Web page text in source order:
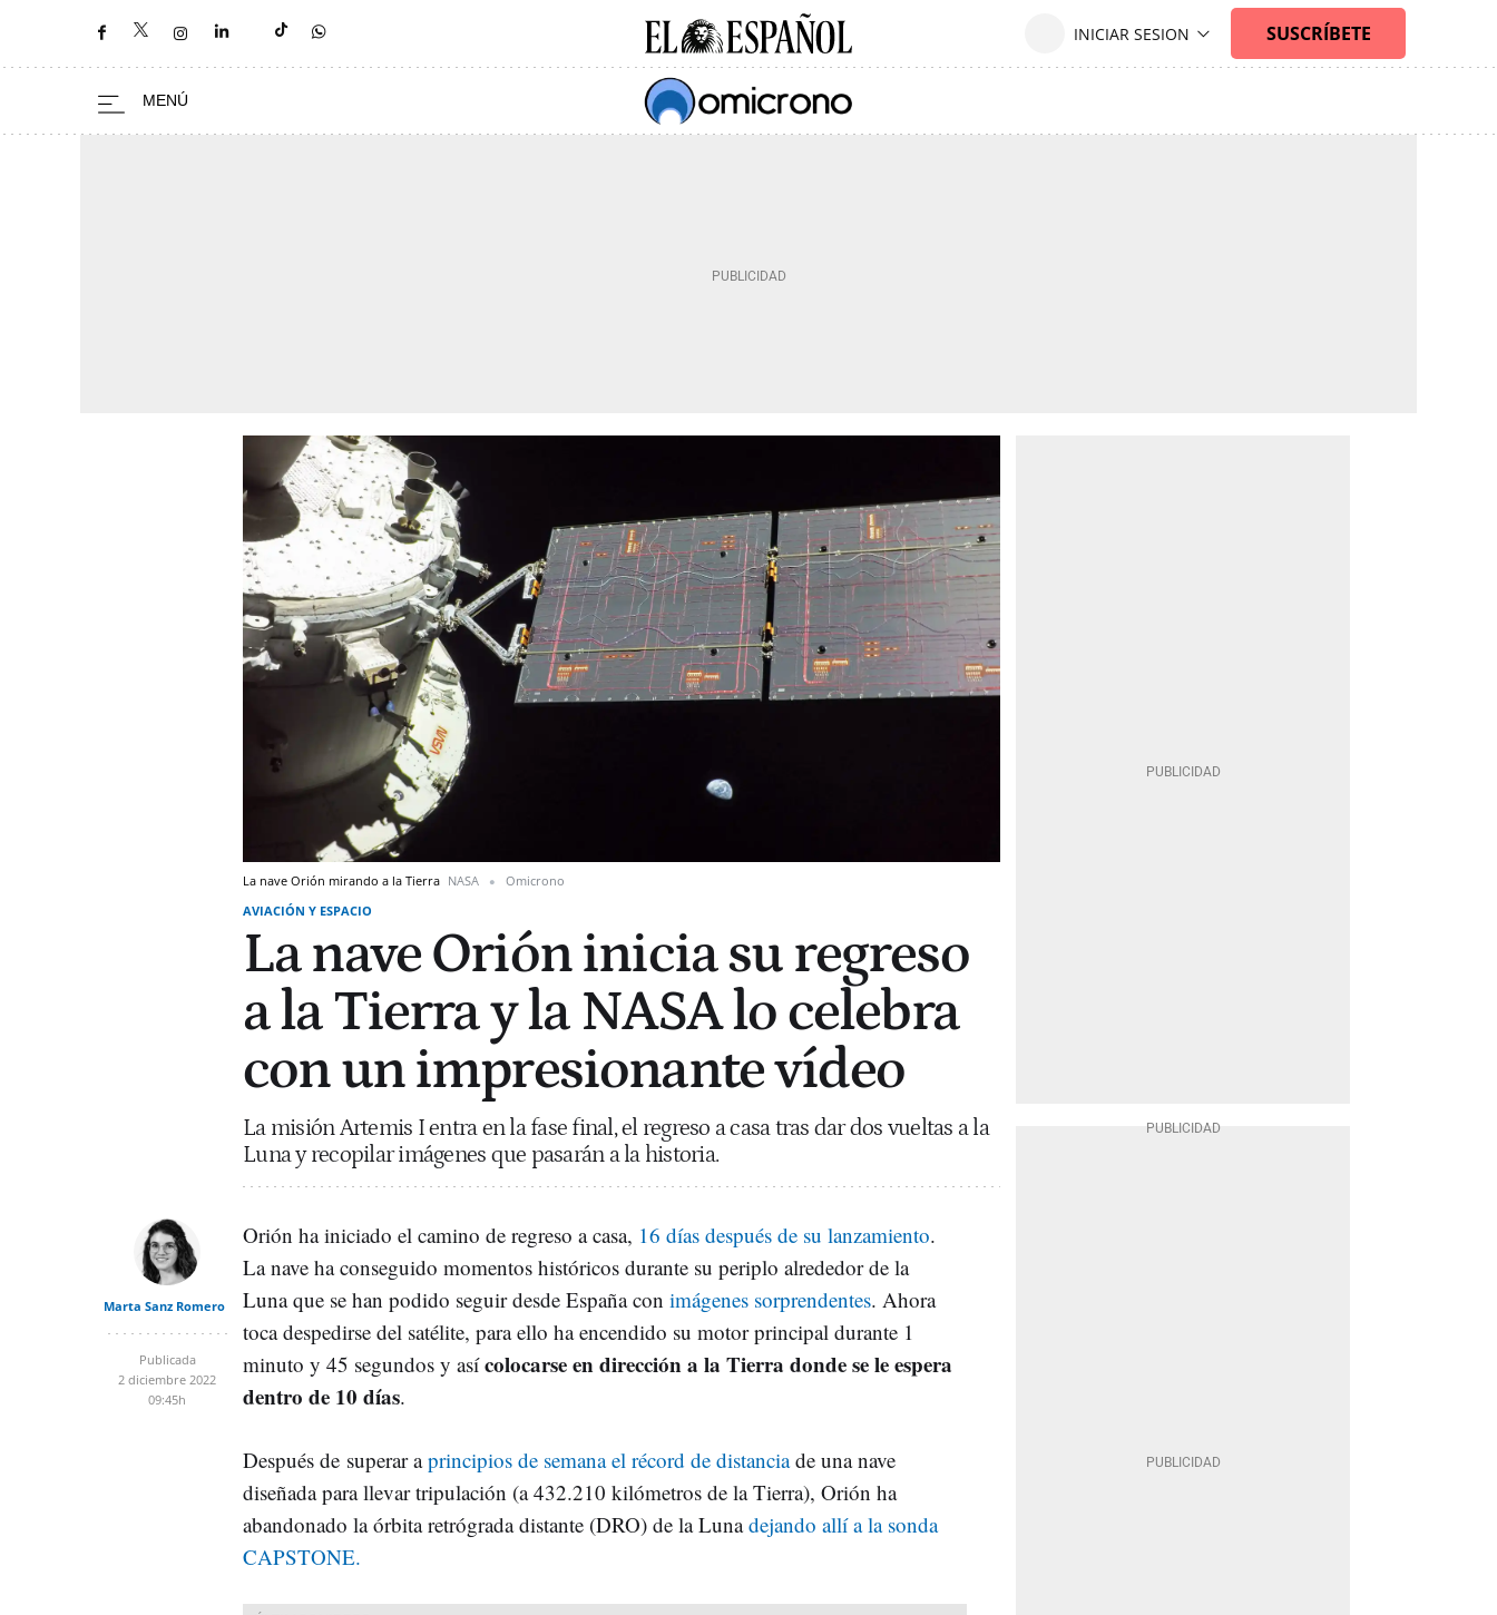
La nave Orión mirando a la Tierra NASA
Omicrono
AVIACIÓN Y ESPACIO
La nave Orión inicia su regreso
a la Tierra y la NASA lo celebra
con un impresionante vídeo
La misión Artemis I entra en la fase final, el regreso a casa tras dar dos vueltas a la
Luna y recopilar imágenes que pasarán a la historia.
Marta Sanz Romero
Publicada
2 diciembre 2022
09:45h
Orión ha iniciado el camino de regreso a casa, 16 días después de su lanzamiento.
La nave ha conseguido momentos históricos durante su periplo alrededor de la
Luna que se han podido seguir desde España con imágenes sorprendentes. Ahora
toca despedirse del satélite, para ello ha encendido su motor principal durante 1
minuto y 45 segundos y asícolocarse en dirección a la Tierra donde se le espera
dentro de 10 días.
Después de superar aprincipios de semana el récord de distanciade una nave
diseñada para llevar tripulación (a 432.210 kilómetros de la Tierra), Orión ha
abandonado la órbita retrógrada distante (DRO) de la Lunadejando allí a la sonda
CAPSTONE.